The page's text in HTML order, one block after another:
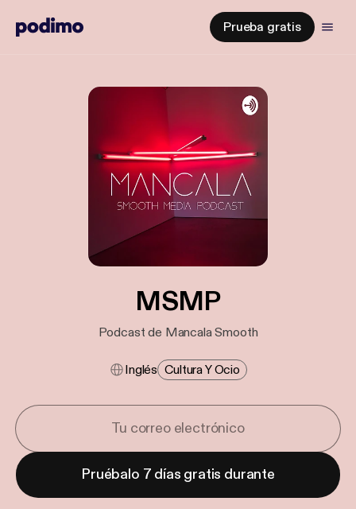
Prueba gratis
MSMP
Podcast de Mancala Smooth
Inglés Cultura Y Ocio
Pruébalo 7 días gratis durante